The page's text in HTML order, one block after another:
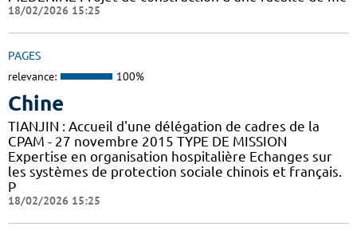
18/02/2026 15:25
PAGES
relevance: 100%
Chine
TIANJIN : Accueil d'une délégation de cadres de la
CPAM - 27 novembre 2015 TYPE DE MISSION
Expertise en organisation hospitalière Echanges sur
les systèmes de protection sociale chinois et français.
P
18/02/2026 15:25